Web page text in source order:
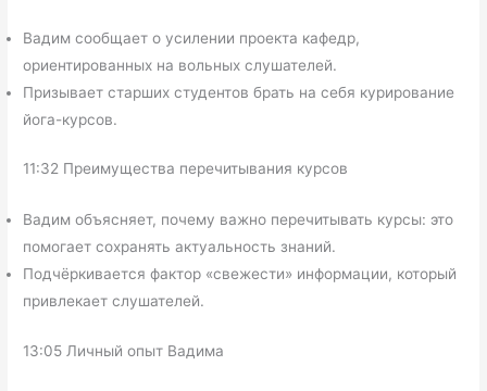
Вадим сообщает о усилении проекта кафедр,
ориентированных на вольных слушателей.
Призывает старших студентов брать на себя курирование
йога-курсов.
11:32 Преимущества перечитывания курсов
Вадим объясняет, почему важно перечитывать курсы: это
помогает сохранять актуальность знаний.
Подчёркивается фактор «свежести» информации, который
привлекает слушателей.
13:05 Личный опыт Вадима